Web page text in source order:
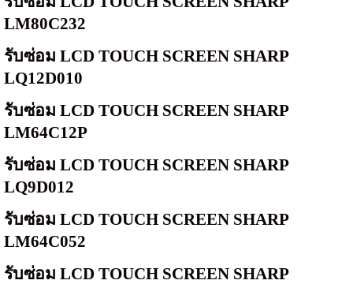
LM80C232
รับซ่อม LCD TOUCH SCREEN SHARP
LQ12D010
รับซ่อม LCD TOUCH SCREEN SHARP
LM64C12P
รับซ่อม LCD TOUCH SCREEN SHARP
LQ9D012
รับซ่อม LCD TOUCH SCREEN SHARP
LM64C052
รับซ่อม LCD TOUCH SCREEN SHARP